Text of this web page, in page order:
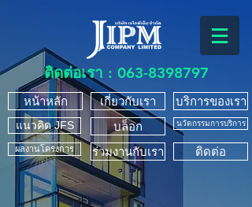
ติดต่อเรา : 063-8398797
หน้าหลัก
แนวคิด JFS
ผลงานโครงการ
เกี่ยวกับเรา
บล็อก
ร่วมงานกับเรา
บริการของเรา
นวัตกรรมการบริการ
ติดต่อ